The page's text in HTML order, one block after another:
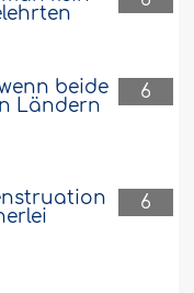
6
beide
Ländern
6